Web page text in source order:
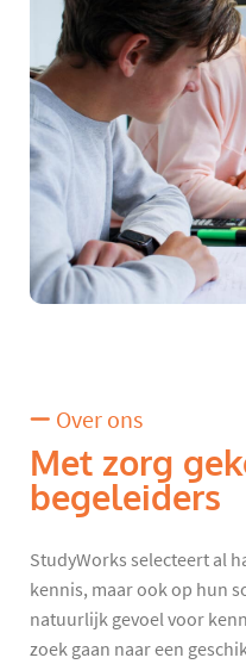
Over ons
Met zorg
begeleiders
StudyWorks selecteert al
kennis, maar ook op hun
natuurlijk gevoel voor
zoek gaan naar een